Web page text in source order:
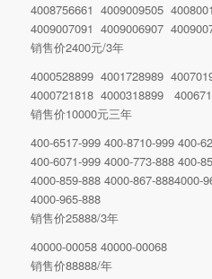
4008756661 4009009505
4009007091 4009006907
销售价2400元/3年
4000528899 4001728989
4000721818 4000318899
销售价10000元三年
400-6517-999 400-8710-999 400-
400-6071-999 4000-773-888 400-
4000-859-888 4000-867-8884000-
4000-965-888
销售价25888/3年
40000-00058 40000-00068
销售价88888/年